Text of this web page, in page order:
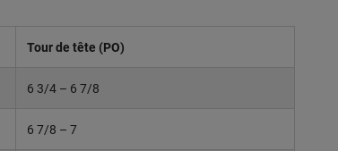
Tour de tête (PO)
6 3/4 – 6 7/8
6 7/8 – 7